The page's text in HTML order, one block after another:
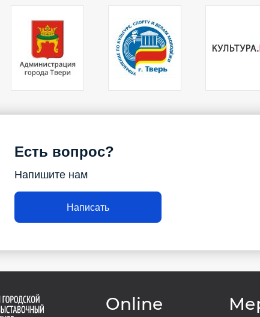
Есть вопрос?
Напишите нам
Написать
Online